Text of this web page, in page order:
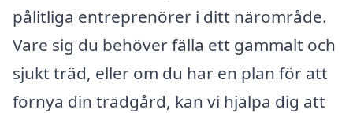
pålitliga entreprenörer i ditt närområde.
Vare sig du behöver fälla ett gammalt och
sjukt träd, eller om du har en plan för att
förnya din trädgård, kan vi hjälpa dig att